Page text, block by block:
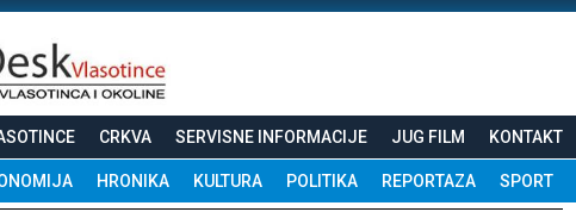
CRKVA SERVISNE INFORMACIJE JUG FILM KONTAKT
HRONIKA KULTURA POLITIKA REPORTAZA SPORT